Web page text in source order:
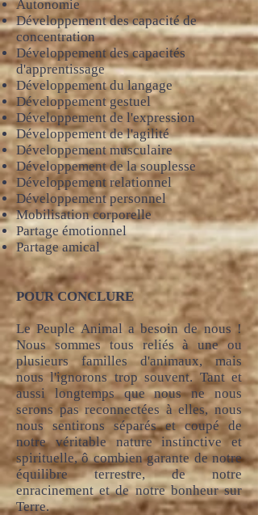
Autonomie
Développement des capacité de
concentration
Développement des capacités
d'apprentissage
Développement du langage
Développement gestuel
Développement de l'expression
Développement de l'agilité
Développement musculaire
Développement de la souplesse
Développement relationnel
Développement personnel
Mobilisation corporelle
Partage émotionnel
Partage amical
POUR CONCLURE
Le Peuple Animal a besoin de nous !
Nous sommes tous reliés à une ou
plusieurs familles d'animaux, mais
nous l'ignorons trop souvent. Tant et
aussi longtemps que nous ne nous
serons pas reconnectées à elles, nous
nous sentirons séparés et coupé de
notre véritable nature instinctive et
spirituelle, ô combien garante de notre
équilibre terrestre, de notre
enracinement et de notre bonheur sur
Terre.